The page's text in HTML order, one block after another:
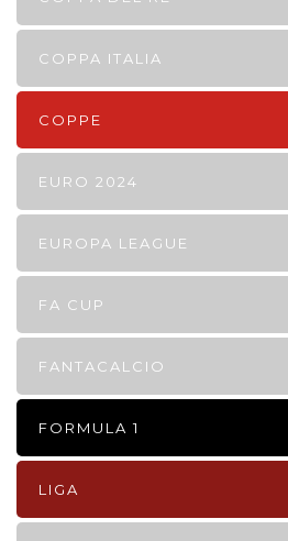
COPPA ITALIA
COPPE
EURO 2024
EUROPA LEAGUE
FA CUP
FANTACALCIO
FORMULA 1
LIGA